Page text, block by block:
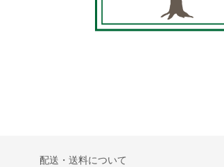
配送・送料について